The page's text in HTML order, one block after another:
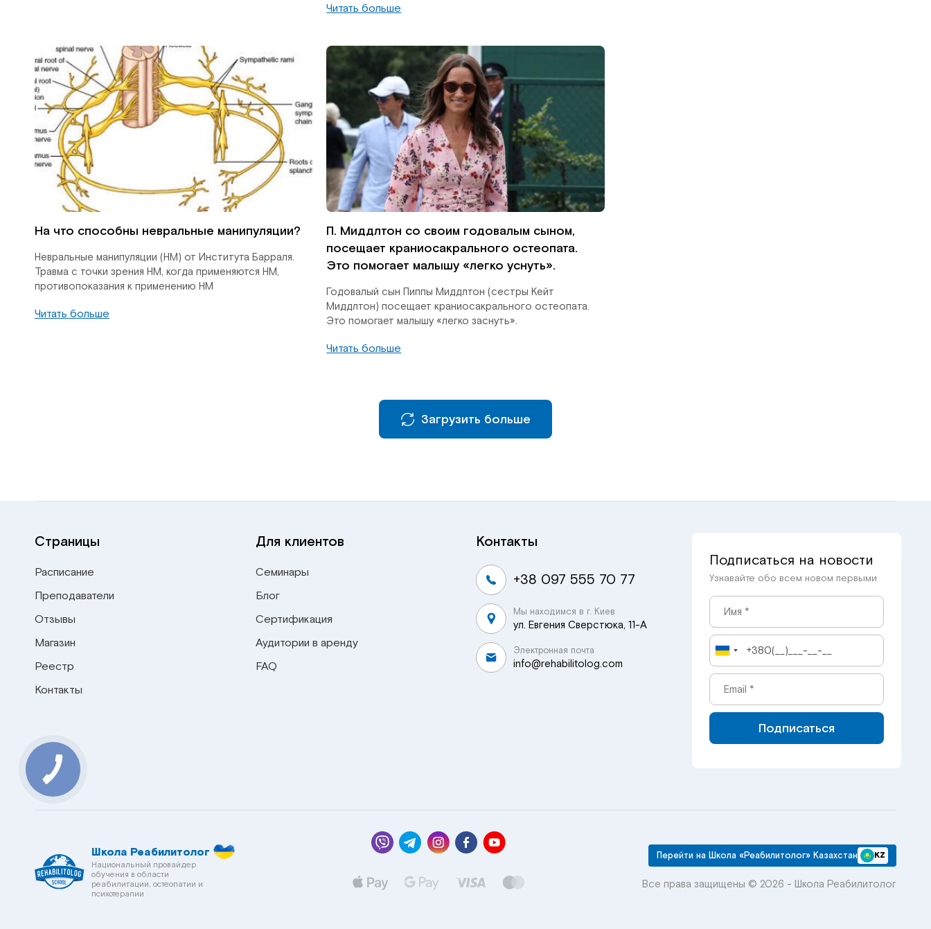
Читать больше
На что способны невральные манипуляции?
Невральные манипуляции (НМ) от Института Барраля.
Травма с точки зрения НМ, когда применяются НМ,
противопоказания к применению НМ
Читать больше
П. Миддлтон со своим годовалым сыном,
посещает краниосакрального остеопата.
Это помогает малышу «легко уснуть».
Годовалый сын Пиппы Миддлтон (сестры Кейт
Миддлтон) посещает краниосакрального остеопата.
Это помогает малышу «легко заснуть».
Читать больше
Загрузить больше
Страницы
Расписание
Преподаватели
Отзывы
Магазин
Реестр
Контакты
Для клиентов
Семинары
Блог
Сертификация
Аудитории в аренду
FAQ
Контакты
+38 097 555 70 77
Мы находимся в г. Киев
ул. Евгения Сверстюка, 11-А
Электронная почта
info@rehabilitolog.com
Подписаться на новости
Узнавайте обо всем новом первыми
Подписаться
Школа Реабилитолог
Национальный провайдер
обучения в области
реабилитации, остеопатии и
психотерапии
Перейти на Школа «Реабилитолог» Казахстан KZ
Все права защищены © 2026 - Школа Реабилитолог